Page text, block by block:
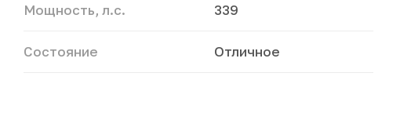
Мощность, л.с. 339
Состояние Отличное